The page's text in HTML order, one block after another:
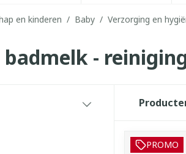
en kinderen / Baby / Verzorging en
badmelk -
PROMO